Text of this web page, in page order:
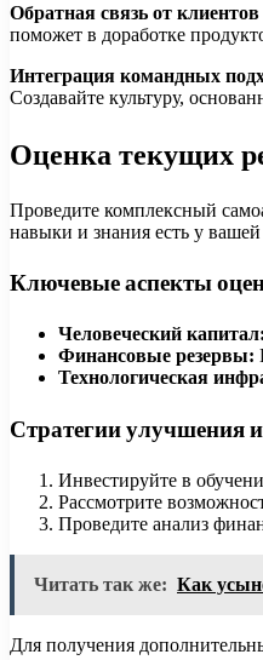
Обратная связь от
поможет в доработке
Интеграция командных
Создавайте культуру,
Оценка текущих
Проведите комплексный
навыки и знания есть у
Ключевые аспекты
Человеческий капитал:
Финансовые резервы:
Технологическая
Стратегии улучшения
Инвестируйте в
Рассмотрите
Проведите анализ
Читать так же: Как
Для получения